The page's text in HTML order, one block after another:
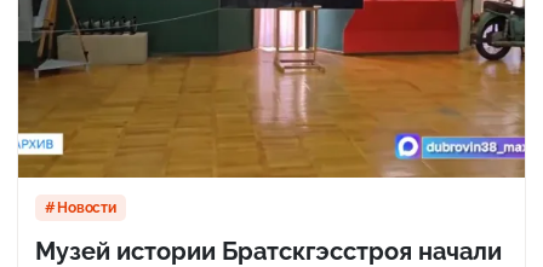
Новости
Музей истории Братскгэсстроя начали